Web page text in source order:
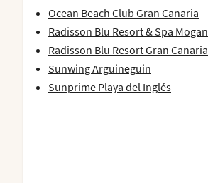
Ocean Beach Club Gran Canaria
Radisson Blu Resort & Spa Mogan
Radisson Blu Resort Gran Canaria
Sunwing Arguineguin
Sunprime Playa del Inglés